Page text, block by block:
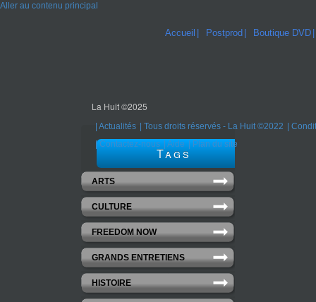
Aller au contenu principal
Accueil Postprod Boutique DVD
Tags
ARTS
CULTURE
FREEDOM NOW
GRANDS ENTRETIENS
HISTOIRE
La Huit ©2025
Actualités Tous droits réservés - La Huit ©2022
Contactez-nous
Aide Plan du site